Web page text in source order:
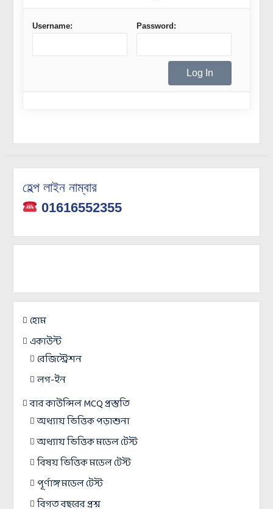
Username: Password:
হেল্প লাইন নাম্বার
01616552355
হোম
একাউন্ট
রেজিস্ট্রেশন
লগ-ইন
বার কাউন্সিল MCQ প্রস্তুতি
অধ্যায় ভিত্তিক পড়াশুনা
অধ্যায় ভিত্তিক মডেল টেস্ট
বিষয় ভিত্তিক মডেল টেস্ট
পূর্ণাঙ্গ মডেল টেস্ট
বিগত বছরের প্রশ্ন